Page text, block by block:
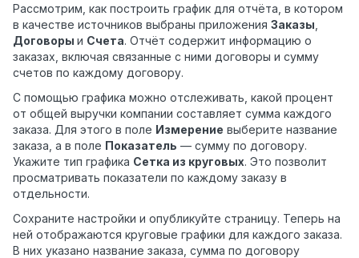
Рассмотрим, как построить график для отчёта, в котором
в качестве источников выбраны приложения Заказы
Договоры и Счета. Отчёт содержит информацию о
заказах, включая связанные с ними договоры и сумму
счетов по каждому договору.
С помощью графика можно отслеживать, какой процент
от общей выручки компании составляет сумма каждого
заказа. Для этого в поле Измерение выберите название
заказа, а в поле Показатель — сумму по договору.
Укажите тип графика Сетка из круговых. Это позволит
просматривать показатели по каждому заказу в
отдельности.
Сохраните настройки и опубликуйте страницу. Теперь на
ней отображаются круговые графики для каждого заказа.
В них указано название заказа, сумма по договору